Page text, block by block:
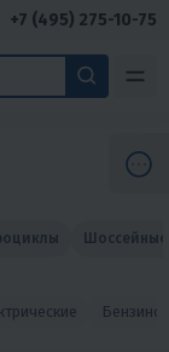
+7 (495) 275-10-75